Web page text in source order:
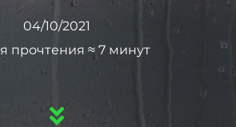
04/10/2021
прочтения ≈ 7 минут